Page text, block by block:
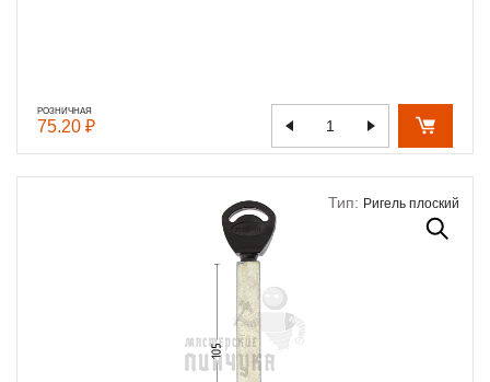
РОЗНИЧНАЯ
75.20 ₽
Тип: Ригель плоский